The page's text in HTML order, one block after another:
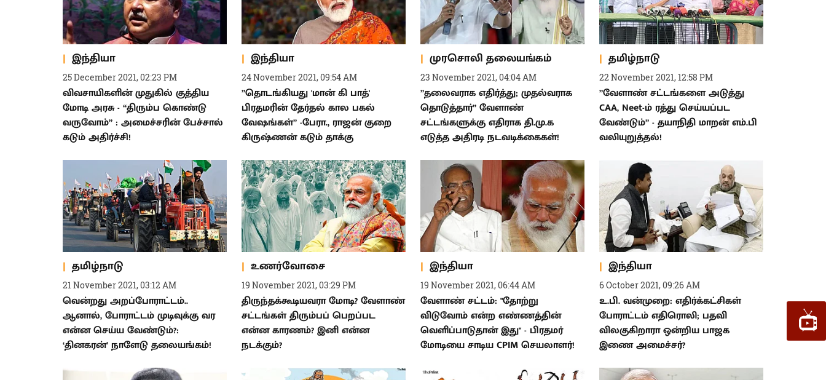
இந்தியா
25 December 2021, 02:23 PM
விவசாயிகளின் முதுகில் குத்திய
மோடி அரசு - “திரும்ப கொண்டு
வருவோம்” : அமைச்சரின் பேச்சால்
கடும் அதிர்ச்சி!
இந்தியா
24 November 2021, 09:54 AM
”தொடங்கியது 'மான் கி பாத்'
பிரதமரின் தேர்தல் கால பகல்
வேஷங்கள்” -பேரா., ராஜன் குறை
கிருஷ்ணன் கடும் தாக்கு
முரசொலி தலையங்கம்
23 November 2021, 04:04 AM
”தலைவராக எதிர்த்து; முதல்வராக
தொடுத்தார்” வேளாண்
சட்டங்களுக்கு எதிராக தி.மு.க
எடுத்த அதிரடி நடவடிக்கைகள்!
தமிழ்நாடு
22 November 2021, 12:58 PM
”வேளாண் சட்டங்களை அடுத்து
CAA, Neet-ம் ரத்து செய்யப்பட
வேண்டும்” - தயாநிதி மாறன் எம்.பி
வலியுறுத்தல்!
தமிழ்நாடு
21 November 2021, 03:12 AM
வென்றது அறப்போராட்டம்..
ஆனால், போராட்டம் முடிவுக்கு வர
என்ன செய்ய வேண்டும்?:
‘தினகரன்’ நாளேடு தலையங்கம்!
உணர்வோசை
19 November 2021, 03:29 PM
திருந்தக்கூடியவரா மோடி? வேளாண்
சட்டங்கள் திரும்பப் பெறப்பட
என்ன காரணம்? இனி என்ன
நடக்கும்?
இந்தியா
19 November 2021, 06:44 AM
வேளாண் சட்டம்: "தோற்று
விடுவோம் என்ற எண்ணத்தின்
வெளிப்பாடுதான் இது" - பிரதமர்
மோடியை சாடிய CPIM செயலாளர்!
இந்தியா
6 October 2021, 09:26 AM
உ.பி. வன்முறை: எதிர்க்கட்சிகள்
போராட்டம் எதிரொலி; பதவி
விலகுகிறாரா ஒன்றிய பாஜக
இணை அமைச்சர்?